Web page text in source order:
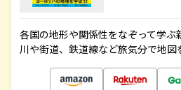
各国の地形や関係性をなぞって学ぶ
川や街道、鉄道線など旅気分で地図